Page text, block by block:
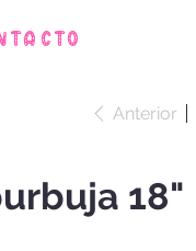
Anterior
18"